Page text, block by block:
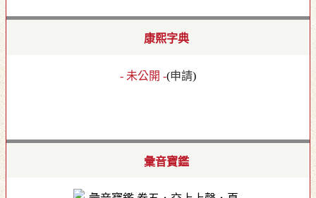
康熙字典
- 未公開 -(申請)
彙音寶鑑